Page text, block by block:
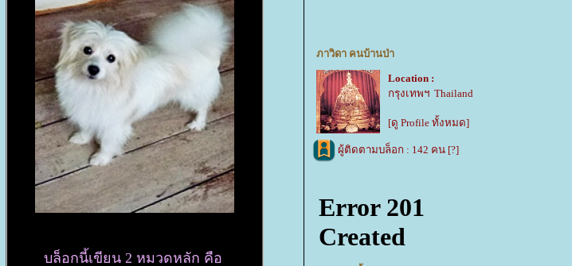
บล็อกนี้เขียน 2 หมวดหลัก คือ
ภาวิดา คนบ้านป่า
Location :
กรุงเทพฯ Thailand
[ดู Profile ทั้งหมด]
ผู้ติดตามบล็อก : 142 คน [?]